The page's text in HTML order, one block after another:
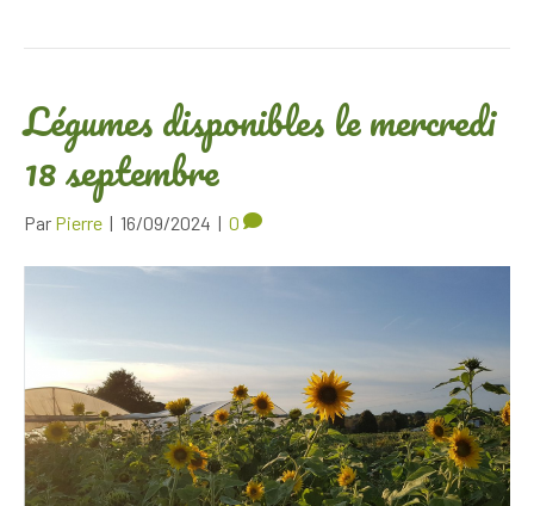
Légumes disponibles le mercredi
18 septembre
Par Pierre | 16/09/2024 | 0